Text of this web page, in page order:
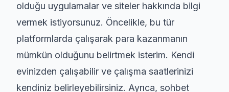
olduğu uygulamalar ve siteler hakkında bilgi
vermek istiyorsunuz. Öncelikle, bu tür
platformlarda çalışarak para kazanmanın
mümkün olduğunu belirtmek isterim. Kendi
evinizden çalışabilir ve çalışma saatlerinizi
kendiniz belirleyebilirsiniz. Ayrıca, sohbet